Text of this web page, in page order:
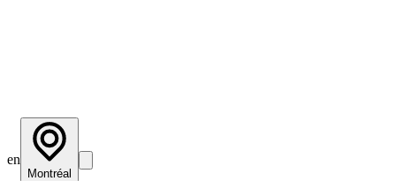
en
Montréal